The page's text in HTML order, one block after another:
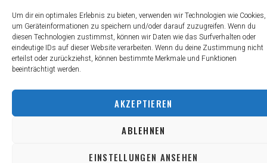
Um dir ein optimales Erlebnis zu bieten, verwenden wir Technologien wie Cookies,
um Geräteinformationen zu speichern und/oder darauf zuzugreifen. Wenn du
diesen Technologien zustimmst, können wir Daten wie das Surfverhalten oder
eindeutige IDs auf dieser Website verarbeiten. Wenn du deine Zustimmung nicht
erteilst oder zurückziehst, können bestimmte Merkmale und Funktionen
beeinträchtigt werden.
AKZEPTIEREN
ABLEHNEN
EINSTELLUNGEN ANSEHEN